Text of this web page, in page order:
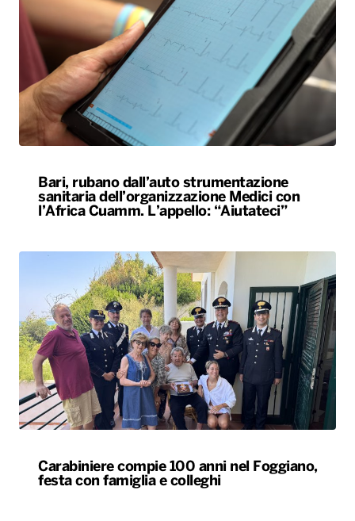
Bari, rubano dall’auto strumentazione
sanitaria dell’organizzazione Medici con
l’Africa Cuamm. L’appello: “Aiutateci”
Carabiniere compie 100 anni nel Foggiano,
festa con famiglia e colleghi